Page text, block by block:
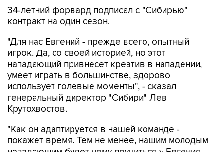
34-летний форвард подписал с "Сибирью"
контракт на один сезон.
"Для нас Евгений - прежде всего, опытный
игрок. Да, со своей историей, но этот
нападающий привнесет креатив в нападении,
умеет играть в большинстве, здорово
использует голевые моменты", - сказал
генеральный директор "Сибири" Лев
Крутохвостов.
"Как он адаптируется в нашей команде -
покажет время. Тем не менее, нашим молодым